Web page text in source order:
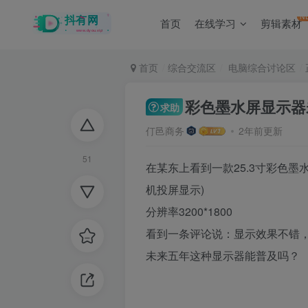
首页 在线学习 剪辑素材
51
首页 综合交流区 电脑综合讨论区
求助 彩色墨水屏显示
仃邑商务 2年前更新
在某东上看到一款25.3寸彩色墨
机投屏显示)
分辨率3200*1800
看到一条评论说：显示效果不错
未来五年这种显示器能普及吗？